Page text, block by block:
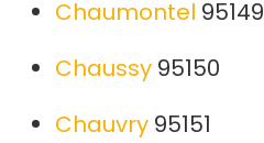
Chaumontel 95149
Chaussy 95150
Chauvry 95151